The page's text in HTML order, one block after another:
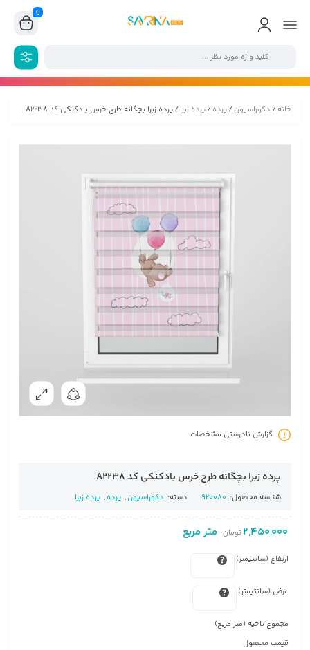
0
خانه/ دکوراسیون/پرده/پرده زبرا/ پرده زبرا بچگانه طرح خرس بادکنکی کد A2238
گزارش نادرستی مشخصات
پرده زبرا بچگانه طرح خرس بادکنکی کد A2238
شناسه محصول: 920080 دسته: دکوراسیون, پرده, پرده زبرا
2,450,000 تومان متر مربع
ارتفاع (سانتیمتر)
عرض (سانتیمتر)
مجموع ناحیه (متر مربع)
قیمت محصول